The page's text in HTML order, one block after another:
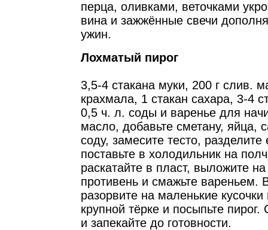
перца, оливками, веточками
вина и зажжённые свечи
ужин.
Лохматый пирог
3,5-4 стакана муки, 200 г слив.
крахмала, 1 стакан сахара, 3-4
0,5 ч. л. соды и варенье для
масло, добавьте сметану, яйца,
соду, замесите тесто,
поставьте в холодильник на
раскатайте в пласт, выложите
противень и смажьте вареньем.
разорвите на маленькие
крупной тёрке и посыпьте
и запекайте до готовности.